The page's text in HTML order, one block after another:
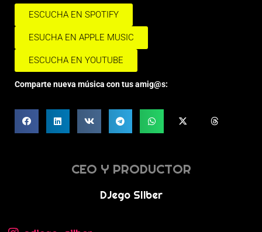
ESCUCHA EN SPOTIFY
ESUCHA EN APPLE MUSIC
ESCUCHA EN YOUTUBE
Comparte nueva música con tus amig@s:
CEO Y PRODUCTOR
DJego SIlber